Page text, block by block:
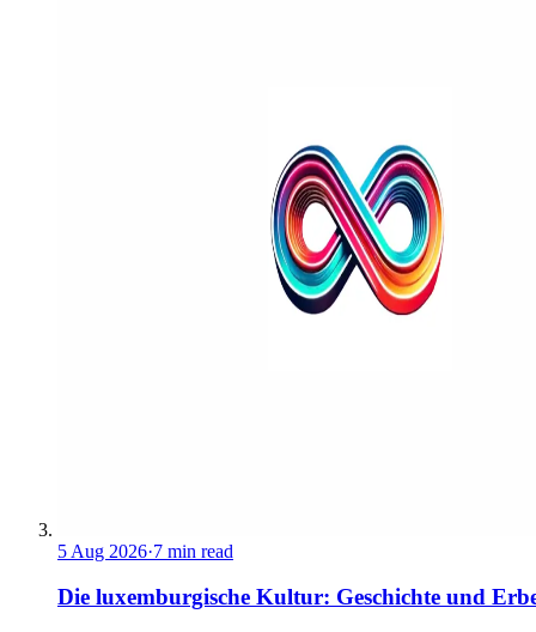
5 Aug 2026·7 min read
Die luxemburgische Kultur: Geschichte und